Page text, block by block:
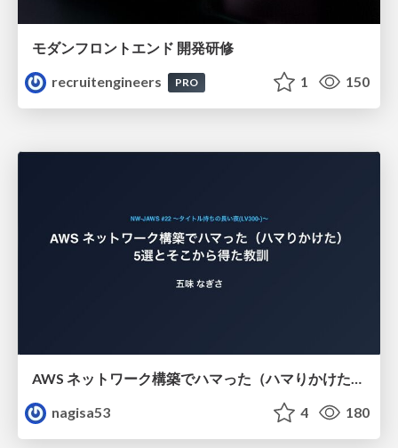
モダンフロントエンド 開発研修
recruitengineers
PRO 1 150
AWS ネットワーク構築でハマった（ハマりかけた） 5選とそこから得た教訓
nagisa53
4 180